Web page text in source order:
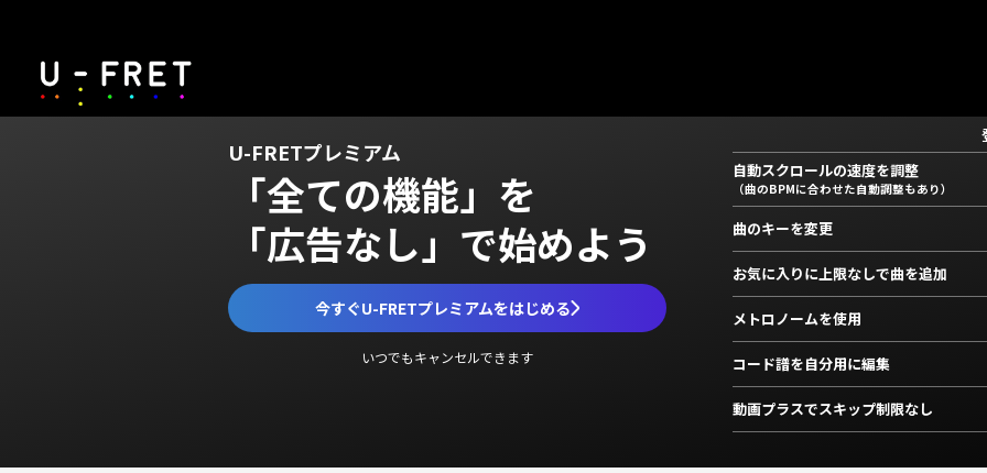
U-FRETプレミアム
「全ての機能」を
「広告なし」で始めよう
今すぐU-FRETプレミアムをはじめる
いつでもキャンセルできます
自動スクロールの速度を調整
（曲のBPMに合わせた自動調整もあり）
曲のキーを変更
お気に入りに上限なしで曲を追加
メトロノームを使用
コード譜を自分用に編集
動画プラスでスキップ制限なし